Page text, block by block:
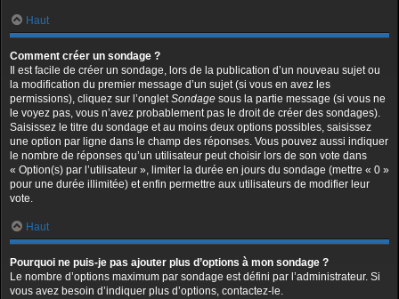
Haut
Comment créer un sondage ?
Il est facile de créer un sondage, lors de la publication d’un nouveau sujet ou
la modification du premier message d’un sujet (si vous en avez les
permissions), cliquez sur l’ongletSondage sous la partie message (si vous ne
le voyez pas, vous n’avez probablement pas le droit de créer des sondages).
Saisissez le titre du sondage et au moins deux options possibles, saisissez
une option par ligne dans le champ des réponses. Vous pouvez aussi indiquer
le nombre de réponses qu’un utilisateur peut choisir lors de son vote dans
« Option(s) par l’utilisateur », limiter la durée en jours du sondage (mettre « 0 »
pour une durée illimitée) et enfin permettre aux utilisateurs de modifier leur
vote.
Haut
Pourquoi ne puis-je pas ajouter plus d’options à mon sondage ?
Le nombre d’options maximum par sondage est défini par l’administrateur. Si
vous avez besoin d’indiquer plus d’options, contactez-le.